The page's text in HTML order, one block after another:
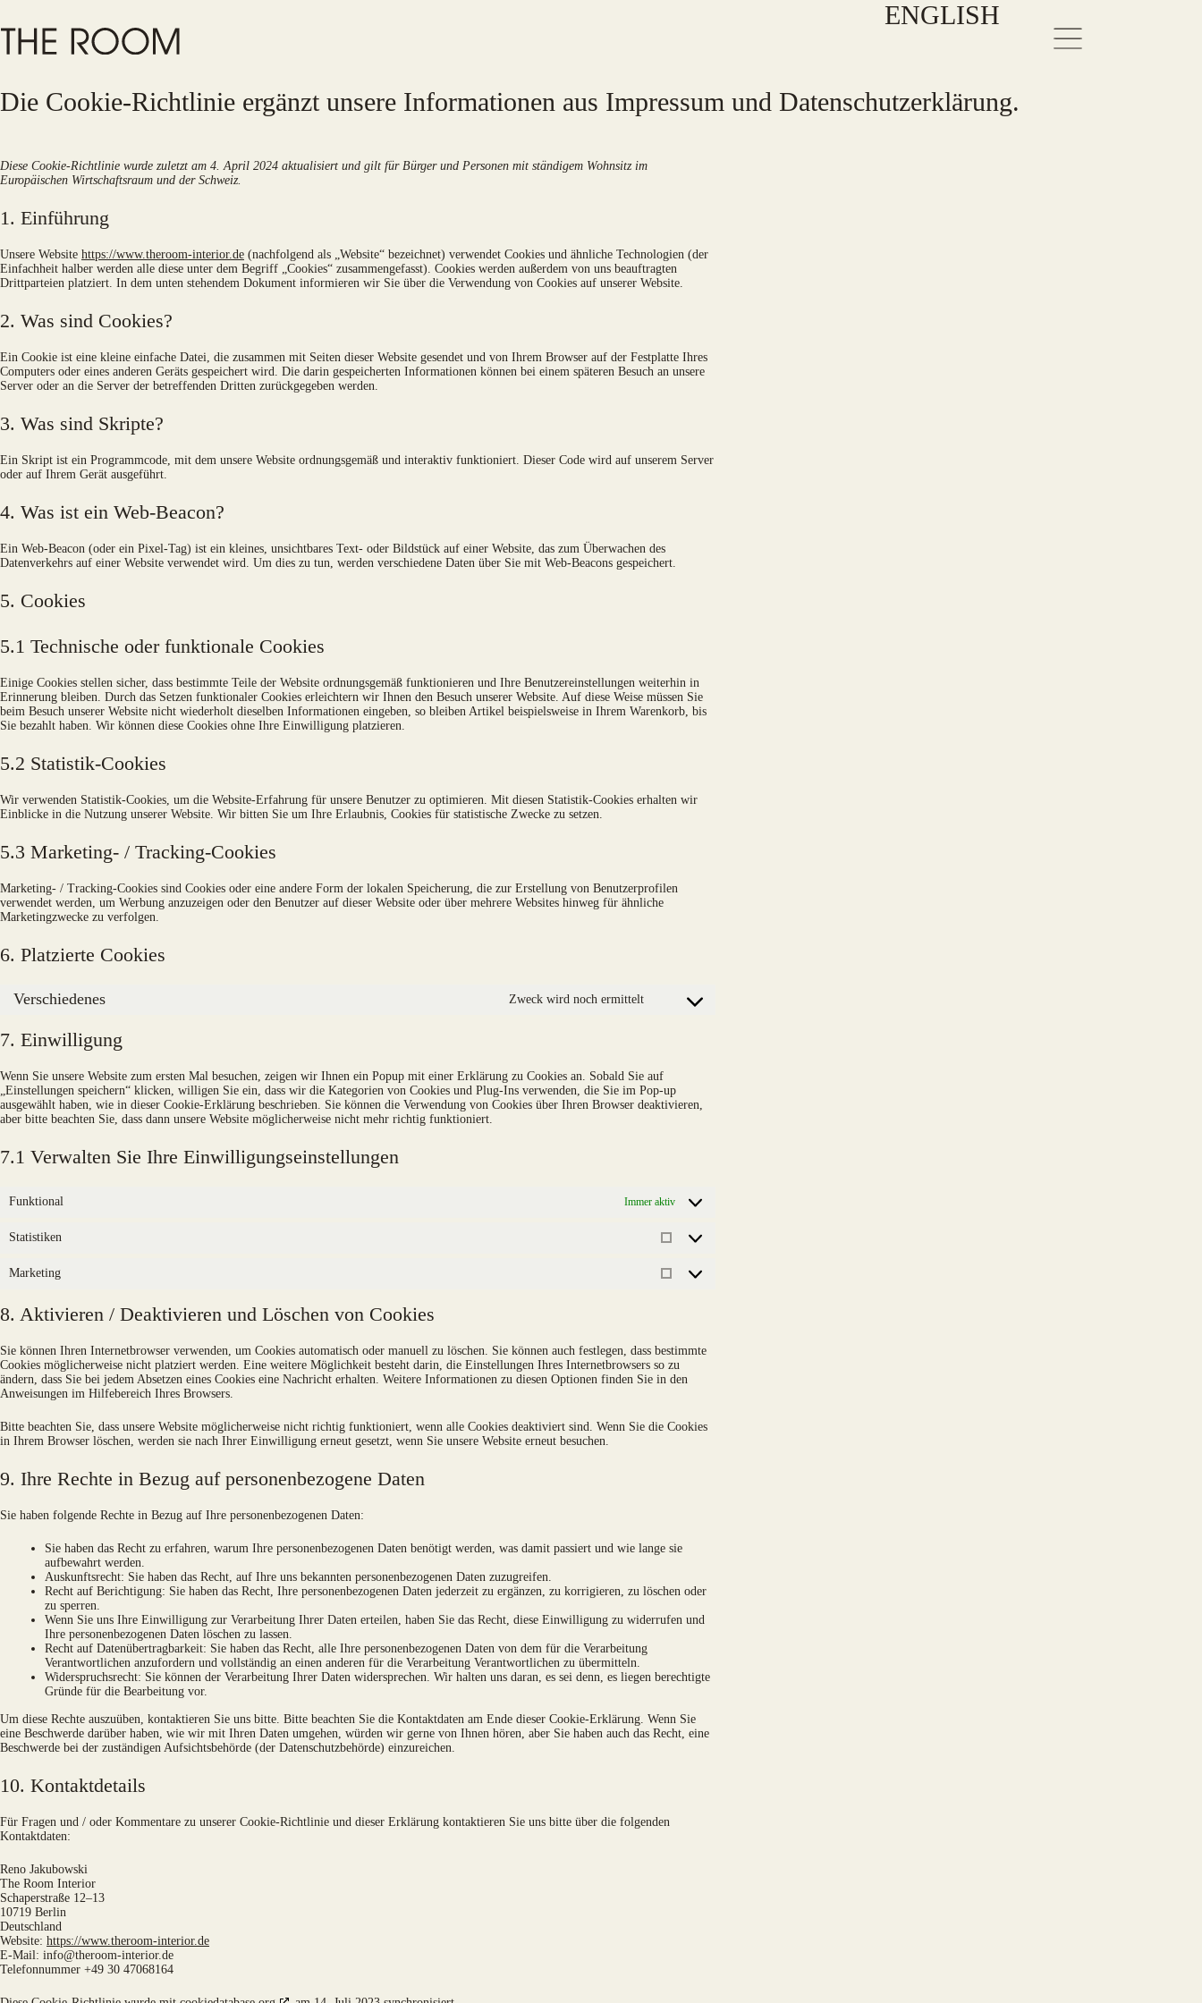
Inhalt
ENGLISH
Die Cookie-Richtlinie ergänzt unsere Informationen aus Impressum und Datenschutzerklärung.
Diese Cookie-Richtlinie wurde zuletzt am 4. April 2024 aktualisiert und gilt für Bürger und Personen mit ständigem Wohnsitz im
Europäischen Wirtschaftsraum und der Schweiz.
1. Einführung
Unsere Website https://www.theroom-interior.de (nachfolgend als „Website“ bezeichnet) verwendet Cookies und ähnliche Technologien (der
Einfachheit halber werden alle diese unter dem Begriff „Cookies“ zusammengefasst). Cookies werden außerdem von uns beauftragten
Drittparteien platziert. In dem unten stehendem Dokument informieren wir Sie über die Verwendung von Cookies auf unserer Website.
2. Was sind Cookies?
Ein Cookie ist eine kleine einfache Datei, die zusammen mit Seiten dieser Website gesendet und von Ihrem Browser auf der Festplatte Ihres
Computers oder eines anderen Geräts gespeichert wird. Die darin gespeicherten Informationen können bei einem späteren Besuch an unsere
Server oder an die Server der betreffenden Dritten zurückgegeben werden.
3. Was sind Skripte?
Ein Skript ist ein Programmcode, mit dem unsere Website ordnungsgemäß und interaktiv funktioniert. Dieser Code wird auf unserem Server
oder auf Ihrem Gerät ausgeführt.
4. Was ist ein Web-Beacon?
Ein Web-Beacon (oder ein Pixel-Tag) ist ein kleines, unsichtbares Text- oder Bildstück auf einer Website, das zum Überwachen des
Datenverkehrs auf einer Website verwendet wird. Um dies zu tun, werden verschiedene Daten über Sie mit Web-Beacons gespeichert.
5. Cookies
5.1 Technische oder funktionale Cookies
Einige Cookies stellen sicher, dass bestimmte Teile der Website ordnungsgemäß funktionieren und Ihre Benutzereinstellungen weiterhin in
Erinnerung bleiben. Durch das Setzen funktionaler Cookies erleichtern wir Ihnen den Besuch unserer Website. Auf diese Weise müssen Sie
beim Besuch unserer Website nicht wiederholt dieselben Informationen eingeben, so bleiben Artikel beispielsweise in Ihrem Warenkorb, bis
Sie bezahlt haben. Wir können diese Cookies ohne Ihre Einwilligung platzieren.
5.2 Statistik-Cookies
Wir verwenden Statistik-Cookies, um die Website-Erfahrung für unsere Benutzer zu optimieren. Mit diesen Statistik-Cookies erhalten wir
Einblicke in die Nutzung unserer Website. Wir bitten Sie um Ihre Erlaubnis, Cookies für statistische Zwecke zu setzen.
5.3 Marketing- / Tracking-Cookies
Marketing- / Tracking-Cookies sind Cookies oder eine andere Form der lokalen Speicherung, die zur Erstellung von Benutzerprofilen
verwendet werden, um Werbung anzuzeigen oder den Benutzer auf dieser Website oder über mehrere Websites hinweg für ähnliche
Marketingzwecke zu verfolgen.
6. Platzierte Cookies
Verschiedenes Zweck wird noch ermittelt
Consent
7. Einwilligung
Wenn Sie unsere Website zum ersten Mal besuchen, zeigen wir Ihnen ein Popup mit einer Erklärung zu Cookies an. Sobald Sie auf
„Einstellungen speichern“ klicken, willigen Sie ein, dass wir die Kategorien von Cookies und Plug-Ins verwenden, die Sie im Pop-up
ausgewählt haben, wie in dieser Cookie-Erklärung beschrieben. Sie können die Verwendung von Cookies über Ihren Browser deaktivieren,
aber bitte beachten Sie, dass dann unsere Website möglicherweise nicht mehr richtig funktioniert.
7.1 Verwalten Sie Ihre Einwilligungseinstellungen
Funktional Immer aktiv
Statistiken Statistiken
Marketing Marketing
8. Aktivieren / Deaktivieren und Löschen von Cookies
Sie können Ihren Internetbrowser verwenden, um Cookies automatisch oder manuell zu löschen. Sie können auch festlegen, dass bestimmte
Cookies möglicherweise nicht platziert werden. Eine weitere Möglichkeit besteht darin, die Einstellungen Ihres Internetbrowsers so zu
ändern, dass Sie bei jedem Absetzen eines Cookies eine Nachricht erhalten. Weitere Informationen zu diesen Optionen finden Sie in den
Anweisungen im Hilfebereich Ihres Browsers.
Bitte beachten Sie, dass unsere Website möglicherweise nicht richtig funktioniert, wenn alle Cookies deaktiviert sind. Wenn Sie die Cookies
in Ihrem Browser löschen, werden sie nach Ihrer Einwilligung erneut gesetzt, wenn Sie unsere Website erneut besuchen.
9. Ihre Rechte in Bezug auf personenbezogene Daten
Sie haben folgende Rechte in Bezug auf Ihre personenbezogenen Daten:
Sie haben das Recht zu erfahren, warum Ihre personenbezogenen Daten benötigt werden, was damit passiert und wie lange sie
aufbewahrt werden.
Auskunftsrecht: Sie haben das Recht, auf Ihre uns bekannten personenbezogenen Daten zuzugreifen.
Recht auf Berichtigung: Sie haben das Recht, Ihre personenbezogenen Daten jederzeit zu ergänzen, zu korrigieren, zu löschen oder
zu sperren.
Wenn Sie uns Ihre Einwilligung zur Verarbeitung Ihrer Daten erteilen, haben Sie das Recht, diese Einwilligung zu widerrufen und
Ihre personenbezogenen Daten löschen zu lassen.
Recht auf Datenübertragbarkeit: Sie haben das Recht, alle Ihre personenbezogenen Daten von dem für die Verarbeitung
Verantwortlichen anzufordern und vollständig an einen anderen für die Verarbeitung Verantwortlichen zu übermitteln.
Widerspruchsrecht: Sie können der Verarbeitung Ihrer Daten widersprechen. Wir halten uns daran, es sei denn, es liegen berechtigte
Gründe für die Bearbeitung vor.
Um diese Rechte auszuüben, kontaktieren Sie uns bitte. Bitte beachten Sie die Kontaktdaten am Ende dieser Cookie-Erklärung. Wenn Sie
eine Beschwerde darüber haben, wie wir mit Ihren Daten umgehen, würden wir gerne von Ihnen hören, aber Sie haben auch das Recht, eine
Beschwerde bei der zuständigen Aufsichtsbehörde (der Datenschutzbehörde) einzureichen.
10. Kontaktdetails
Für Fragen und / oder Kommentare zu unserer Cookie-Richtlinie und dieser Erklärung kontaktieren Sie uns bitte über die folgenden
Kontaktdaten:
Reno Jakubowski
The Room Interior
Schaperstraße 12–13
10719 Berlin
Deutschland
Website: https://www.theroom-interior.de
E-Mail: info@theroom-interior.de
Telefonnummer +49 30 47068164